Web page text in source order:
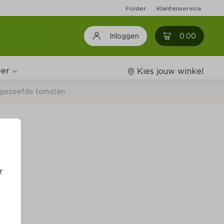
Folder Klantenservice
Inloggen 0.00 0
Kies jouw winkel
tomaten